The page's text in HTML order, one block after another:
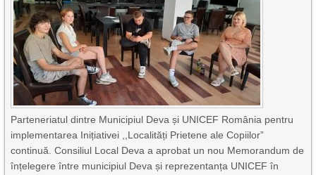
Parteneriatul dintre Municipiul Deva și UNICEF România pentru
implementarea Inițiativei ,,Localități Prietene ale Copiilor”
continuă. Consiliul Local Deva a aprobat un nou Memorandum de
înțelegere între municipiul Deva și reprezentanța UNICEF în